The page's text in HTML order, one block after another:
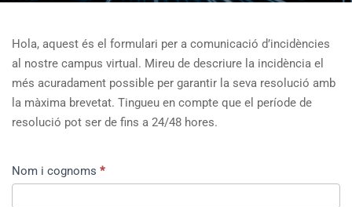
Hola, aquest és el formulari per a comunicació d’incidències
al nostre campus virtual. Mireu de descriure la incidència el
més acuradament possible per garantir la seva resolució amb
la màxima brevetat. Tingueu en compte que el període de
resolució pot ser de fins a 24/48 hores.
CAU
Nom i cognoms *